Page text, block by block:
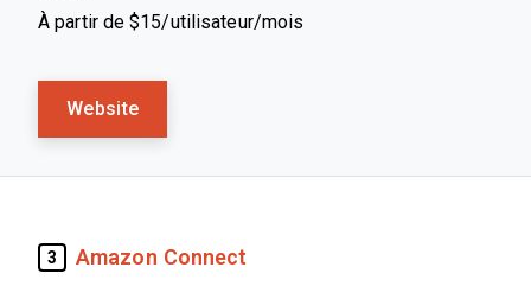
À partir de $15/utilisateur/mois
Website
3 Amazon Connect